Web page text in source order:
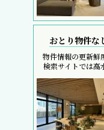
おとり物件な
物件情報の更新鮮
検索サイトでは高